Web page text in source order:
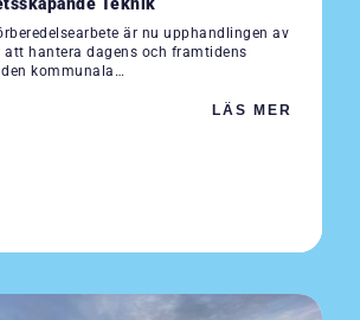
är nu upphandlingen av
hantera dagens och framtidens
kommunala…
LÄS MER